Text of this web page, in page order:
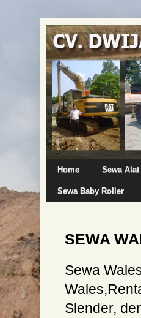
Home Sewa Alat
Sewa Baby Roller
SEWA
Sewa
Slender,